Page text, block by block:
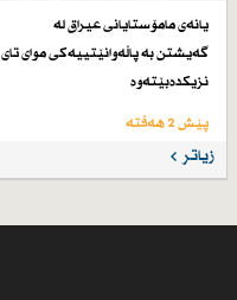
یانەی مامۆستایانی عیراق لە
گەیشتن بە پاڵەوانێتییەكی موای تای
نزیكدەبێتەوە
پێش 2 هەفتە
زیاتر